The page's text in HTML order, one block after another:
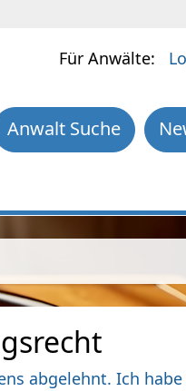
Für Anwälte:
Anwalt Suche
abgelehnt. Ich